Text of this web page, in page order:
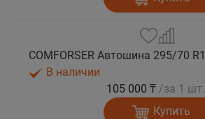
В наличии
105 000 ₸ /за 1 шт.
Купить